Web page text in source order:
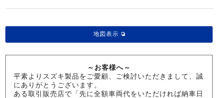
地図表示
～お客様へ～
平素よりスズキ製品をご愛顧、ご検討いただきまして、誠
にありがとうございます。
ある取引販売店で「先に全額車両代をいただければ納車日